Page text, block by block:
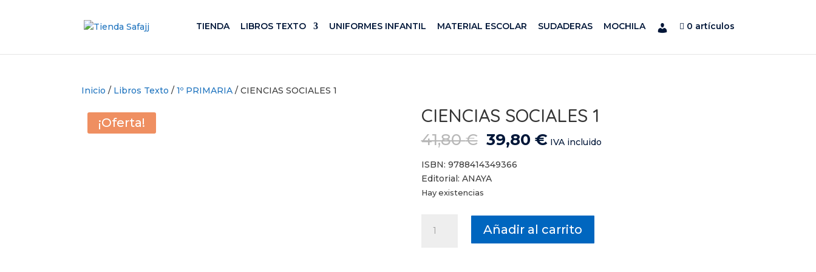
TIENDA LIBROS TEXTO UNIFORMES INFANTIL MATERIAL ESCOLAR SUDADERAS MOCHILA 0 artículos
Inicio / Libros Texto /1º PRIMARIA / CIENCIAS SOCIALES 1
¡Oferta! CIENCIAS SOCIALES 1
41,80€ El
precio
original
era:
39,80 €El
IVA incluido
ISBN: 9788414349366
Editorial: ANAYA
Hay existencias
SOCIALES
Añadir al carrito